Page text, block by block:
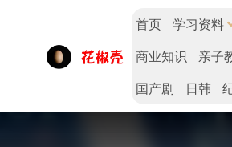
首页 学习资料
商业知识
亲子
国产剧
日韩